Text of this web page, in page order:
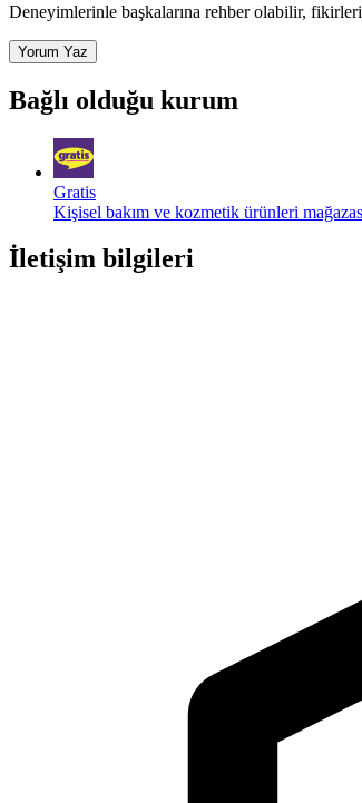
Deneyimlerinle başkalarına rehber olabilir,
Yorum Yaz
Bağlı olduğu kurum
Gratis
Kişisel bakım ve kozmetik ürünleri
İletişim bilgileri